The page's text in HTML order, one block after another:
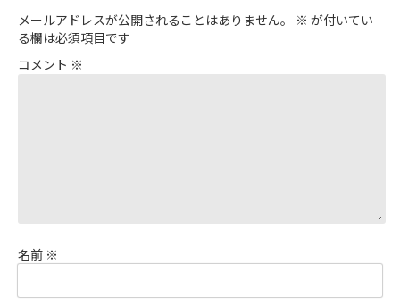
メールアドレスが公開されることはありません。 ※ が付いてい
る欄は必須項目です
コメント ※
名前 ※